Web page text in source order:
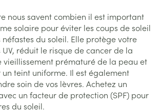
nous savent combien il est important
solaire pour éviter les coups de soleil
néfastes du soleil. Elle protège votre
réduit le risque de cancer de la
vieillissement prématuré de la peau et
teint uniforme. Il est également
soin de vos lèvres. Achetez un
un facteur de protection (SPF) pour
du soleil.